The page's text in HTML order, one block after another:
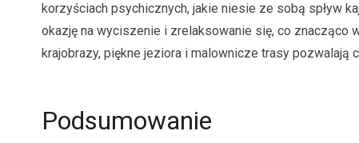
korzyściach psychicznych, jakie niesie ze sobą spływ
okazję na wyciszenie i zrelaksowanie się, co znacząco
krajobrazy, piękne jeziora i malownicze trasy
Podsumowanie